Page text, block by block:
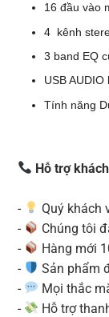
16 đầu vào
4 kênh
3 band EQ
USB AUDIO
Tính năng
Hỗ trợ
-
Quý khách
-
Chúng tôi
-
Hàng mới
-
Sản phẩm
-
Mọi thắc
-
Hỗ trợ